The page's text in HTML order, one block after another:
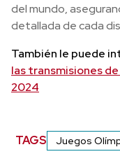
del mundo,
detallada de cada
También le puede
las transmisiones
2024
TAGS Juegos